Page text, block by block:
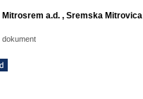
a.d. , Sremska Mitrovica
dokument